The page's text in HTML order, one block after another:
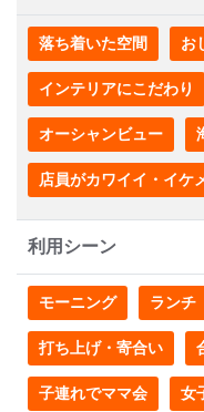
落ち着いた空間 お
インテリアにこだわり
オーシャンビュー
店員がカワイイ・イケ
利用シーン
モーニング ランチ
打ち上げ・寄合い
子連れでママ会 女